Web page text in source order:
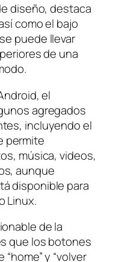
diseño, destaca
como el bajo
puede llevar
de una
el
agregados
incluyendo el
permite
música, videos,
aunque
disponible para
Linux.
de la
que los botones
y “volver